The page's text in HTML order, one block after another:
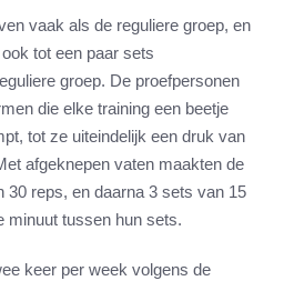
vaak als de reguliere groep, en
tot een paar sets
groep. De proefpersonen
die elke training een beetje
tot ze uiteindelijk een druk van
afgeknepen vaten maakten de
30 reps, en daarna 3 sets van 15
minuut tussen hun sets.
keer per week volgens de